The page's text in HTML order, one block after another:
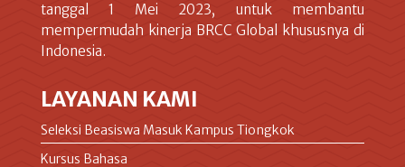
tanggal 1 Mei 2023, untuk membantu
mempermudah kinerja BRCC Global khususnya di
Indonesia.
LAYANAN KAMI
Seleksi Beasiswa Masuk Kampus Tiongkok
Kursus Bahasa